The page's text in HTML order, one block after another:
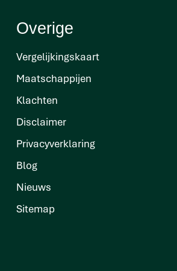
Overige
Vergelijkingskaart
Maatschappijen
Klachten
Disclaimer
Privacyverklaring
Blog
Nieuws
Sitemap